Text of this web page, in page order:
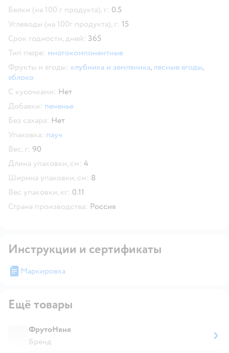
Белки (на 100 г продукта), г: 0.5
Углеводы (на 100г продукта), г: 15
Срок годности, дней: 365
Тип пюре: многокомпонентные
Фрукты и ягоды: клубника и земляника,лесные ягоды,
яблоко
С кусочками: Нет
Добавки: печенье
Без сахара: Нет
Упаковка: пауч
Вес, г: 90
Длина упаковки, см: 4
Ширина упаковки, см: 8
Вес упаковки, кг: 0.11
Страна производства: Россия
Инструкции и сертификаты
Маркировка
Ещё товары
ФрутоНяня
Бренд